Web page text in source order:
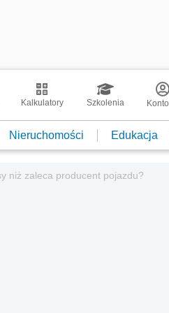
Kalkulatory Szkolenia Konto
Nieruchomości Edukacja
niż zaleca producent pojazdu?